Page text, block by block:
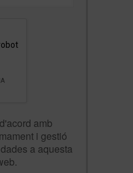
amb
i gestió
a aquesta